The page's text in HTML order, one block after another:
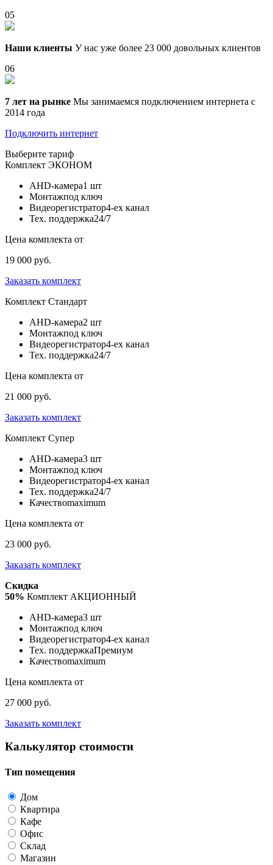
05
Наши клиенты У нас уже более 23 000 довольных клиентов
06
7 лет на рынке Мы занимаемся подключением интернета с
2014 года
Подключить интернет
Выберите тариф
Комплект ЭКОНОМ
AHD-камера1 шт
Монтажпод ключ
Видеорегистратор4-ех канал
Тех. поддержка24/7
Цена комплекта от
19 000 руб.
Заказать комплект
Комплект Стандарт
AHD-камера2 шт
Монтажпод ключ
Видеорегистратор4-ех канал
Тех. поддержка24/7
Цена комплекта от
21 000 руб.
Заказать комплект
Комплект Супер
AHD-камера3 шт
Монтажпод ключ
Видеорегистратор4-ех канал
Тех. поддержка24/7
Качествоmaximum
Цена комплекта от
23 000 руб.
Заказать комплект
Скидка
50% Комплект АКЦИОННЫЙ
AHD-камера3 шт
Монтажпод ключ
Видеорегистратор4-ех канал
Тех. поддержкаПремиум
Качествоmaximum
Цена комплекта от
27 000 руб.
Заказать комплект
Калькулятор стоимости
Тип помещения
Дом
Квартира
Кафе
Офис
Склад
Магазин